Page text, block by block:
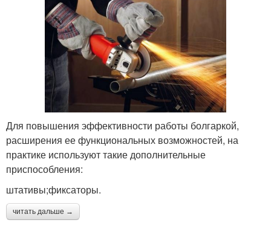
Для повышения эффективности работы болгаркой,
расширения ее функциональных возможностей, на
практике используют такие дополнительные
приспособления:
штативы;фиксаторы.
читать дальше →